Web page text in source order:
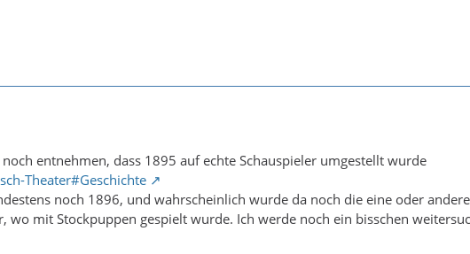
entnehmen, dass 1895 auf echte Schauspieler umgestellt wurde
Theater#Geschichte
noch 1896, und wahrscheinlich wurde da noch die eine oder
wo mit Stockpuppen gespielt wurde. Ich werde noch ein bisschen